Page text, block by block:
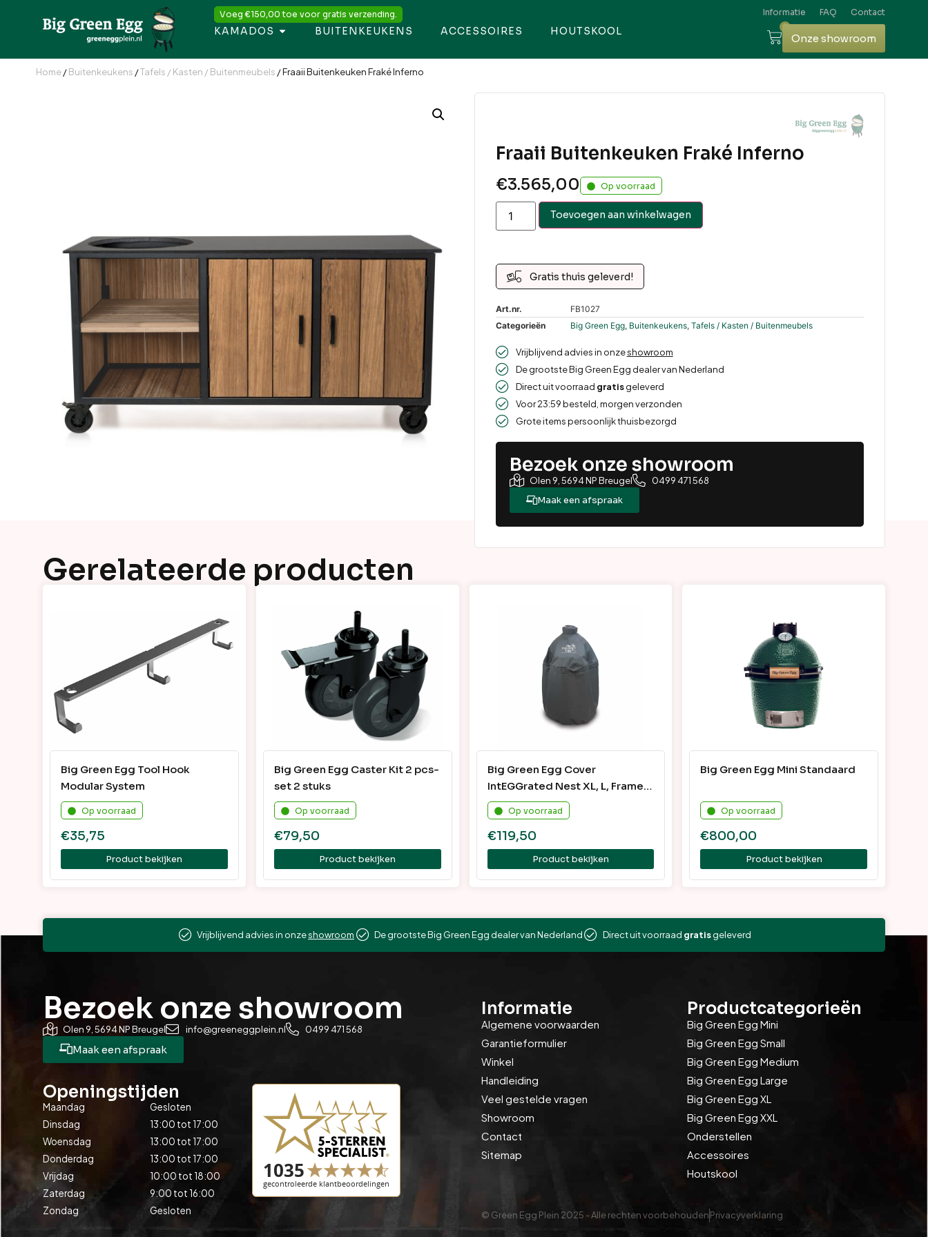
Voeg€150,00 toe voor gratis verzending. Informatie FAQ Contact
KAMADOS BUITENKEUKENS ACCESSOIRES HOUTSKOOL 0
Onze showroom
Home/Buitenkeukens /Tafels / Kasten / Buitenmeubels / Fraaii Buitenkeuken Fraké Inferno
Fraaii Buitenkeuken Fraké Inferno
€3.565,00 Op voorraad
Toevoegen aan winkelwagen
Gratis thuis geleverd!
Art.nr.
FB1027
Categorieën
Big Green Egg, Buitenkeukens, Tafels / Kasten / Buitenmeubels
Vrijblijvend advies in onzeshowroom
De grootste Big Green Egg dealer van Nederland
Direct uit voorraad gratisgeleverd
Voor 23:59 besteld, morgen verzonden
Grote items persoonlijk thuisbezorgd
Bezoek onze showroom
Olen 9, 5694 NP Breugel 0499 471 568
Maak een afspraak
Gerelateerde producten
Big Green Egg Tool Hook
Modular System
Op voorraad
€35,75
Product bekijken
Big Green Egg Caster Kit 2 pcs-
set 2 stuks
Op voorraad
€79,50
Product bekijken
Big Green Egg Cover
IntEGGrated Nest XL, L, Frame
M
Op voorraad
€119,50
Product bekijken
Big Green Egg Mini Standaard
Op voorraad
€800,00
Product bekijken
Vrijblijvend advies in onzeshowroom De grootste Big Green Egg dealer van Nederland Direct uit voorraad gratisgeleverd
Bezoek onze showroom
Olen 9, 5694 NP Breugel info@greeneggplein.nl 0499 471 568
Maak een afspraak
Openingstijden
Maandag
Gesloten
Dinsdag
13:00 tot 17:00
Woensdag
13:00 tot 17:00
Donderdag
13:00 tot 17:00
Vrijdag
10:00 tot 18:00
Zaterdag
9:00 tot 16:00
Zondag
Gesloten
Informatie
Algemene voorwaarden
Garantieformulier
Winkel
Handleiding
Veel gestelde vragen
Showroom
Contact
Sitemap
Productcategorieën
Big Green Egg Mini
Big Green Egg Small
Big Green Egg Medium
Big Green Egg Large
Big Green Egg XL
Big Green Egg XXL
Onderstellen
Accessoires
Houtskool
© Green Egg Plein 2025 - Alle rechten voorbehoudenPrivacyverklaring